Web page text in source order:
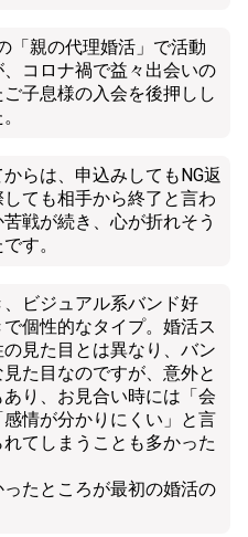
「親の代理婚活」で活動
コロナ禍で益々出会いの
子息様の入会を後押しし
らは、申込みしてもNG返
ても相手から終了と言わ
戦が続き、心が折れそう
す。
ビジュアル系バンド好
個性的なタイプ。婚活ス
見た目とは異なり、バン
た目なのですが、意外と
り、お見合い時には「会
情が分かりにくい」と言
てしまうことも多かった
たところが最初の婚活の